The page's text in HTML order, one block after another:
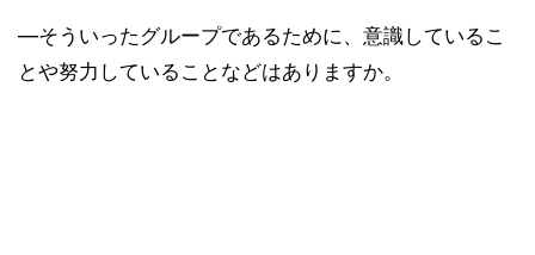
―そういったグループであるために、意識しているこ
とや努力していることなどはありますか。